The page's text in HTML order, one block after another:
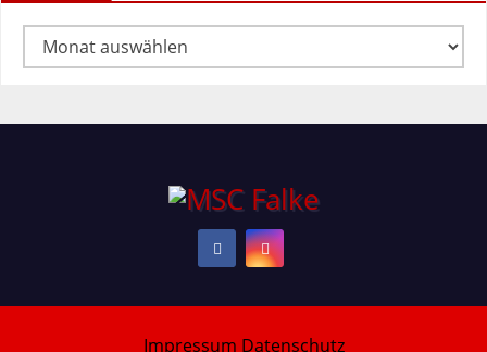
Archiv
Impressum Datenschutz